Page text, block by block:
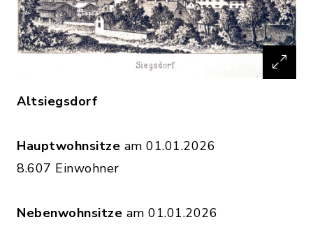
Altsiegsdorf
Hauptwohnsitze am 01.01.2026
8.607 Einwohner
Nebenwohnsitze am 01.01.2026